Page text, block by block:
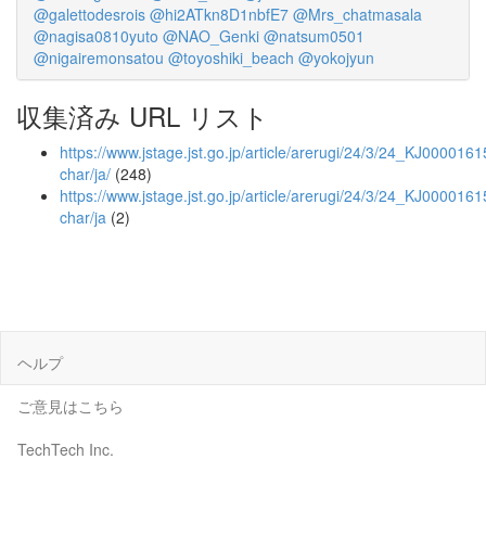
@galettodesrois @hi2ATkn8D1nbfE7 @Mrs_chatmasala
@nagisa0810yuto @NAO_Genki @natsum0501
@nigairemonsatou @toyoshiki_beach @yokojyun
収集済み URL リスト
https://www.jstage.jst.go.jp/article/arerugi/24/3/
char/ja/ (248)
https://www.jstage.jst.go.jp/article/arerugi/24/3/
char/ja (2)
ヘルプ
ご意見はこちら
TechTech Inc.